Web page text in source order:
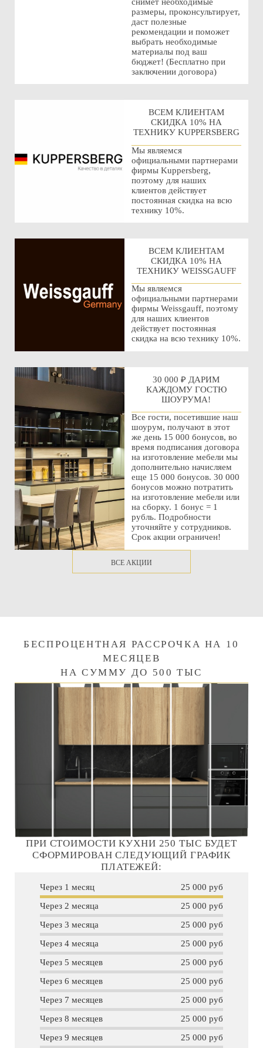
размеры, проконсультирует,
даст полезные
рекомендации и поможет
выбрать необходимые
материалы под ваш
бюджет! (Бесплатно при
заключении договора)
ВСЕМ КЛИЕНТАМ
СКИДКА 10% НА
ТЕХНИКУ KUPPERSBERG
Мы являемся
официальными партнерами
фирмы Kuppersberg,
поэтому для наших
клиентов действует
постоянная скидка на всю
технику 10%.
ВСЕМ КЛИЕНТАМ
СКИДКА 10% НА
ТЕХНИКУ WEISSGAUFF
Мы являемся
официальными партнерами
фирмы Weissgauff, поэтому
для наших клиентов
действует постоянная
скидка на всю технику 10%.
30 000 ₽ ДАРИМ
КАЖДОМУ ГОСТЮ
ШОУРУМА!
Все гости, посетившие наш
шоурум, получают в этот
же день 15 000 бонусов, во
время подписания договора
на изготовление мебели мы
дополнительно начисляем
еще 15 000 бонусов. 30 000
бонусов можно потратить
на изготовление мебели или
на сборку. 1 бонус = 1
рубль. Подробности
уточняйте у сотрудников.
Срок акции ограничен!
ВСЕ АКЦИИ
БЕСПРОЦЕНТНАЯ РАССРОЧКА НА 10
МЕСЯЦЕВ
НА СУММУ ДО 500 ТЫС
ПРИ СТОИМОСТИ КУХНИ 250 ТЫС БУДЕТ
СФОРМИРОВАН СЛЕДУЮЩИЙ ГРАФИК
ПЛАТЕЖЕЙ:
Через 1 месяц
25 000 руб
Через 2 месяца
25 000 руб
Через 3 месяца
25 000 руб
Через 4 месяца
25 000 руб
Через 5 месяцев
25 000 руб
Через 6 месяцев
25 000 руб
Через 7 месяцев
25 000 руб
Через 8 месяцев
25 000 руб
Через 9 месяцев
25 000 руб